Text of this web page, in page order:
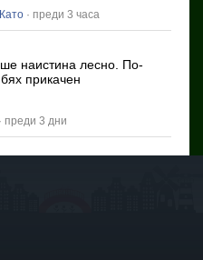
Като · преди 3 часа
наистина лесно. По-
прикачен
· преди 3 дни